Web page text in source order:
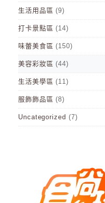
生活用品區 (9)
打卡景點區 (14)
味蕾美食區 (150)
美容彩妝區 (44)
生活美學區 (11)
服飾飾品區 (8)
Uncategorized (7)